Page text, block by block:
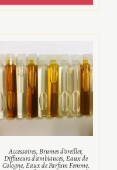
Accessoires,Brumes d'oreiller,
Diffuseurs d'ambiances,Eaux de
Cologne,Eaux de Parfum Femme,